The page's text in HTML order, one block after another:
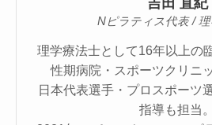
Nピラティス代表 /
理学療法士として16年以上の
性期病院・スポーツクリニ
日本代表選手・プロスポーツ
指導も担当。